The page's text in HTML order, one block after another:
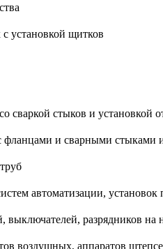
установкой щитков
сваркой стыков и установкой
и сварными стыками
автоматизации,
выключателей, разрядников
воздушных, аппаратов